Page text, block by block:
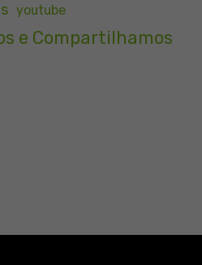
youtube
e Compartilhamos